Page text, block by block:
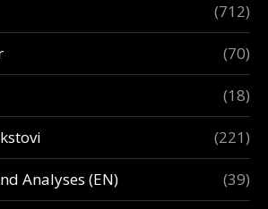
(712)
(70)
(18)
(221)
Analyses (EN) (39)